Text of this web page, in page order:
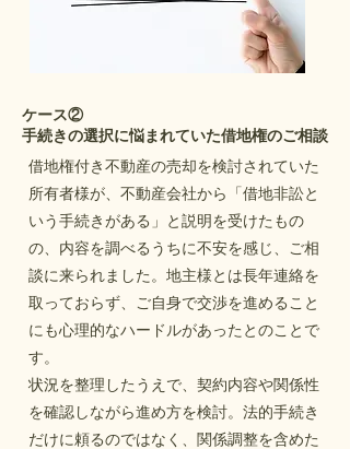
ケース②
手続きの選択に悩まれていた借地権のご相談
借地権付き不動産の売却を検討されていた
所有者様が、不動産会社から「借地非訟と
いう手続きがある」と説明を受けたもの
の、内容を調べるうちに不安を感じ、ご相
談に来られました。 地主様とは長年連絡を
取っておらず、ご自身で交渉を進めること
にも心理的なハードルがあったとのことで
す。
状況を整理したうえで、契約内容や関係性
を確認しながら進め方を検討。法的手続き
だけに頼るのではなく、関係調整を含めた